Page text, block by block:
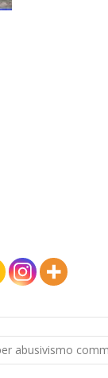
abusivismo